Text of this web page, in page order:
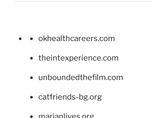
okhealthcareers.com
theintexperience.com
unboundedthefilm.com
catfriends-bg.org